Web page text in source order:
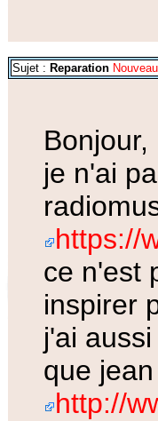
Sujet : Reparation Nouveau
Bonjour,
je n'ai
https://
ce n'est
inspirer
j'ai
que
http://